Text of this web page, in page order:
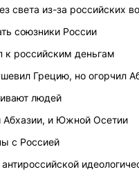
света из-за российских
союзники России
к российским деньгам
Грецию, но огорчил
людей
Абхазии, и Южной Осетии
с Россией